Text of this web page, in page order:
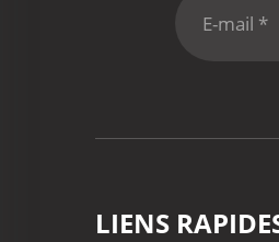
LIENS